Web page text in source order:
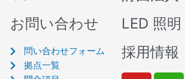
お問い合わせ
問い合わせフォーム
拠点一覧
LED 照明
採用情報